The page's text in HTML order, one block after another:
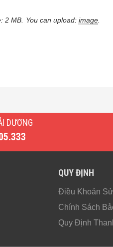
Nhỏ Gọn, Đơn
xe ô tô
bề mặt được xử
trên là các giao diện
2 MB.
You can upload: image
DƯƠNG
QUY ĐỊNH
Điều Khoản
Chính Sách
Quy Định